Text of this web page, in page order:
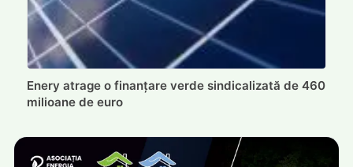
Enery atrage o finanțare verde sindicalizată de 460
milioane de euro